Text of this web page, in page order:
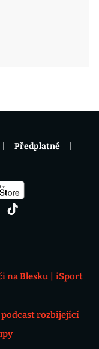
na Blesku
iSport
rozbíjející
Předplatné